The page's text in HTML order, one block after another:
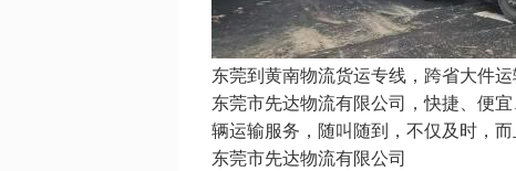
东莞到黄南物流货运专线，跨省大件运
东莞市先达物流有限公司，快捷、便
辆运输服务，随叫随到，不仅及时，
东莞市先达物流有限公司